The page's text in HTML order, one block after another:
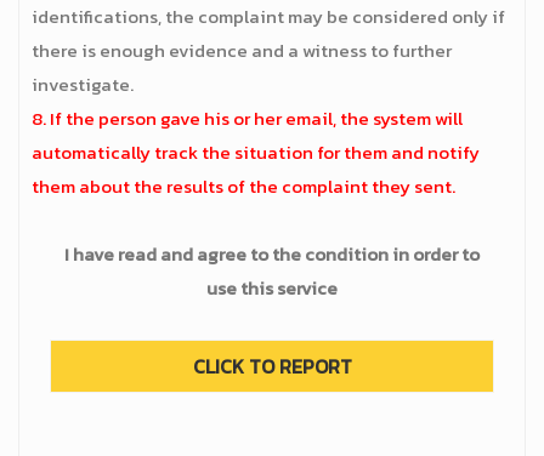
identifications, the complaint may be considered only if
there is enough evidence and a witness to further
investigate.
8. If the person gave his or her email, the system will
automatically track the situation for them and notify
them about the results of the complaint they sent.
I have read and agree to the condition in order to
use this service